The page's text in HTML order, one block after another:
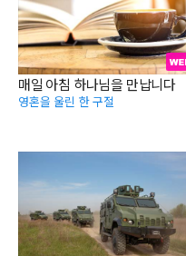
매일 아침 하나님을 만납니다
영혼을 울린 한 구절